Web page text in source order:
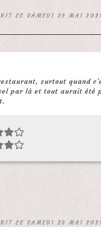
LE SAMEDI 29 MAI 2021
surtout quand
par là et tout aurait
LE SAMEDI 29 MAI 2021